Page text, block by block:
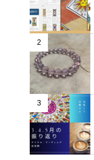
2
3